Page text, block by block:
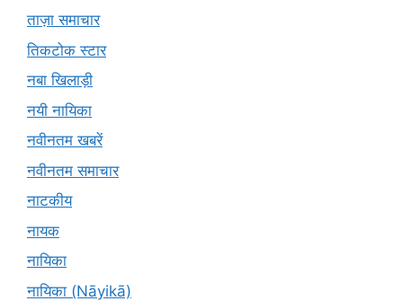
ताज़ा समाचार
तिकटोक स्टार
नबा खिलाड़ी
नयी नायिका
नवीनतम खबरें
नवीनतम समाचार
नाटकीय
नायक
नायिका
नायिका (Nāyikā)